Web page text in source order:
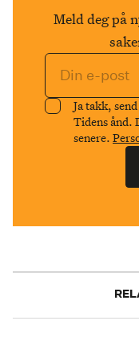
Meld deg på
Ja takk,
Tidens ånd.
senere.